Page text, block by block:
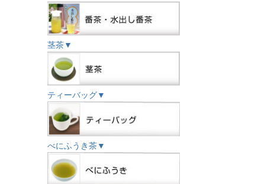
茎茶▼
ティーバッグ▼
べにふうき茶▼